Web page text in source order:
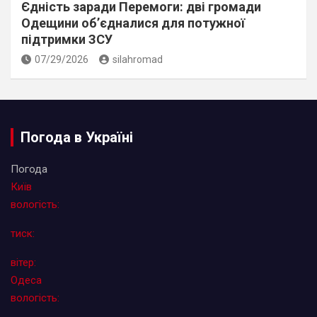
Єдність заради Перемоги: дві громади
Одещини об’єдналися для потужної
підтримки ЗСУ
07/29/2026 silahromad
Погода в Україні
Погода
Київ
вологість:
тиск:
вітер:
Одеса
вологість: